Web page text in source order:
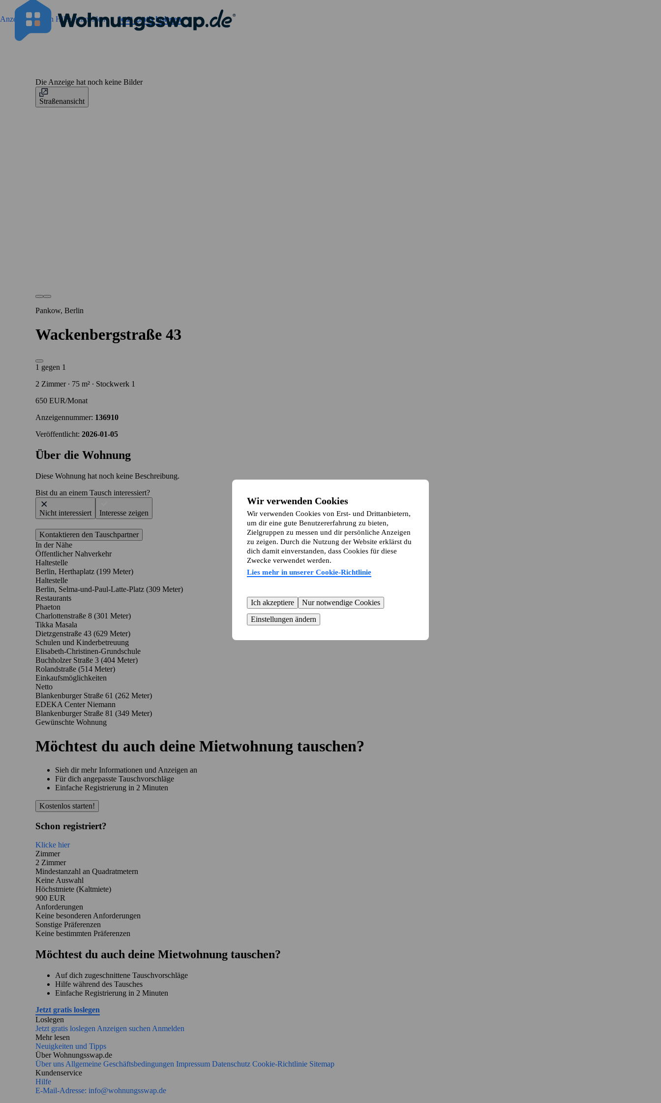
Geh zu der Seiteinhalt
Wir verwenden Cookies
Wir verwenden Cookies von Erst- und Drittanbietern,
um dir eine gute Benutzererfahrung zu bieten,
Zielgruppen zu messen und dir persönliche Anzeigen
zu zeigen. Durch die Nutzung der Website erklärst du
dich damit einverstanden, dass Cookies für diese
Zwecke verwendet werden.
Lies mehr in unserer Cookie-Richtlinie
Ich akzeptiere
Nur notwendige Cookies
Einstellungen ändern
Anzeigen suchen Hilfe Anmelden Jetzt gratis loslegen
Die Anzeige hat noch keine Bilder
Straßenansicht
Pankow, Berlin
Wackenbergstraße 43
1 gegen 1
2 Zimmer ∙ 75 m² ∙ Stockwerk 1
650 EUR/Monat
Anzeigennummer: 136910
Veröffentlicht: 2026-01-05
Über die Wohnung
Diese Wohnung hat noch keine Beschreibung.
Bist du an einem Tausch interessiert?
Nicht interessiert Interesse zeigen
Kontaktieren den Tauschpartner
In der Nähe
Öffentlicher Nahverkehr
Haltestelle
Berlin, Herthaplatz (199 Meter)
Haltestelle
Berlin, Selma-und-Paul-Latte-Platz (309 Meter)
Restaurants
Phaeton
Charlottenstraße 8 (301 Meter)
Tikka Masala
Dietzgenstraße 43 (629 Meter)
Schulen und Kinderbetreuung
Elisabeth-Christinen-Grundschule
Buchholzer Straße 3 (404 Meter)
Rolandstraße (514 Meter)
Einkaufsmöglichkeiten
Netto
Blankenburger Straße 61 (262 Meter)
EDEKA Center Niemann
Blankenburger Straße 81 (349 Meter)
Gewünschte Wohnung
Möchtest du auch deine Mietwohnung tauschen?
Sieh dir mehr Informationen und Anzeigen an
Für dich angepasste Tauschvorschläge
Einfache Registrierung in 2 Minuten
Kostenlos starten!
Schon registriert?
Klicke hier
Zimmer
2 Zimmer
Mindestanzahl an Quadratmetern
Keine Auswahl
Höchstmiete (Kaltmiete)
900 EUR
Anforderungen
Keine besonderen Anforderungen
Sonstige Präferenzen
Keine bestimmten Präferenzen
Möchtest du auch deine Mietwohnung tauschen?
Auf dich zugeschnittene Tauschvorschläge
Hilfe während des Tausches
Einfache Registrierung in 2 Minuten
Jetzt gratis loslegen
Loslegen
Jetzt gratis loslegen Anzeigen suchen Anmelden
Mehr lesen
Neuigkeiten und Tipps
Über Wohnungsswap.de
Über uns Allgemeine Geschäftsbedingungen Impressum Datenschutz Cookie-Richtlinie Sitemap
Kundenservice
Hilfe
E-Mail-Adresse: info@wohnungsswap.de